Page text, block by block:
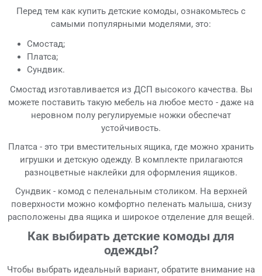
Перед тем как купить детские комоды, ознакомьтесь с
самыми популярными моделями, это:
Смостад;
Платса;
Сундвик.
Смостад изготавливается из ДСП высокого качества. Вы
можете поставить такую мебель на любое место - даже на
неровном полу регулируемые ножки обеспечат
устойчивость.
Платса - это три вместительных ящика, где можно хранить
игрушки и детскую одежду. В комплекте прилагаются
разноцветные наклейки для оформления ящиков.
Сундвик - комод с пеленальным столиком. На верхней
поверхности можно комфортно пеленать малыша, снизу
расположены два ящика и широкое отделение для вещей.
Как выбирать детские комоды для
одежды?
Чтобы выбрать идеальный вариант, обратите внимание на